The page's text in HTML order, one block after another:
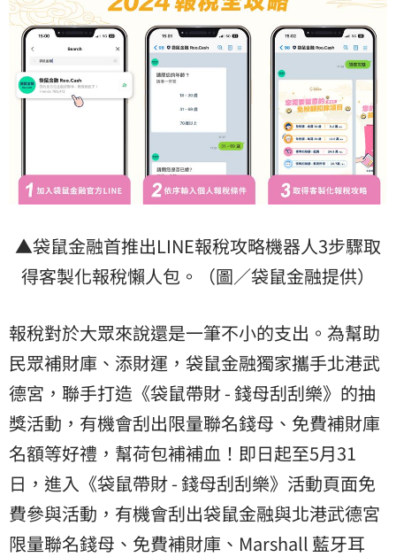
▲袋鼠金融首推出LINE報稅攻略機器人3步驟取
得客製化報稅懶人包。（圖／袋鼠金融提供）
報稅對於大眾來說還是一筆不小的支出。為幫助
民眾補財庫、添財運，袋鼠金融獨家攜手北港武
德宮 ，聯手打造《袋鼠帶財 - 錢母刮刮樂》的抽
獎活動，有機會刮出限量聯名錢母、免費補財庫
名額等好禮，幫荷包補補血！即日起至5月31
日，進入《袋鼠帶財 - 錢母刮刮樂》活動頁面免
費參與活動，有機會刮出袋鼠金融與北港武德宮
限量聯名錢母、免費補財庫、Marshall 藍牙耳